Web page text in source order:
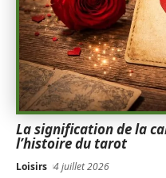
La signification de la
l’histoire du tarot
Loisirs 4 juillet 2026